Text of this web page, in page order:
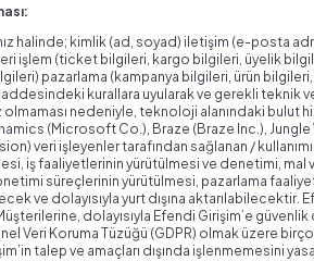
halinde; kimlik (ad, soyad) iletişim (e-posta
işlem (ticket bilgileri, kargo bilgileri, üyelik
pazarlama (kampanya bilgileri, ürün
maddesindeki kurallara uyularak ve gerekli
nedeniyle, teknoloji alanındaki bulut
(Microsoft Co.), Braze (Braze Inc.),
veri işleyenler tarafından sağlanan /
iş faaliyetlerinin yürütülmesi ve denetimi,
süreçlerinin yürütülmesi, pazarlama
ve dolayısıyla yurt dışına
dolayısıyla Efendi Girişim’e
Veri Koruma Tüzüğü (GDPR) olmak üzere
talep ve amaçları dışında işlenmemesini